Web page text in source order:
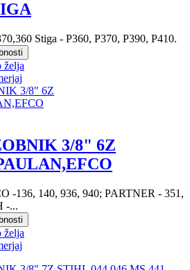
Stiga - P360, P370, P390, P410.
želja
3/8" 6Z
-136, 140, 936, 940; PARTNER - 351,
-...
želja